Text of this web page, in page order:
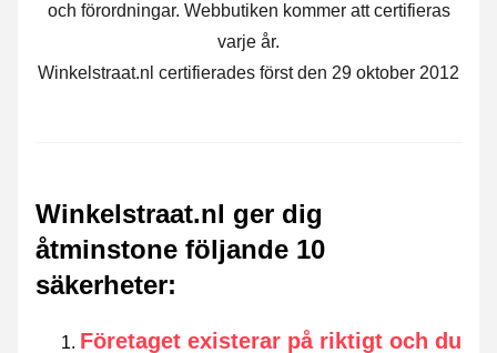
och förordningar. Webbutiken kommer att certifieras
varje år.
Winkelstraat.nl certifierades först den 29 oktober 2012
Winkelstraat.nl ger dig
åtminstone följande 10
säkerheter:
Företaget existerar på riktigt och du